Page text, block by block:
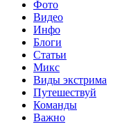
Фото
Видео
Инфо
Блоги
Статьи
Микс
Виды экстрима
Путешествуй
Команды
Важно